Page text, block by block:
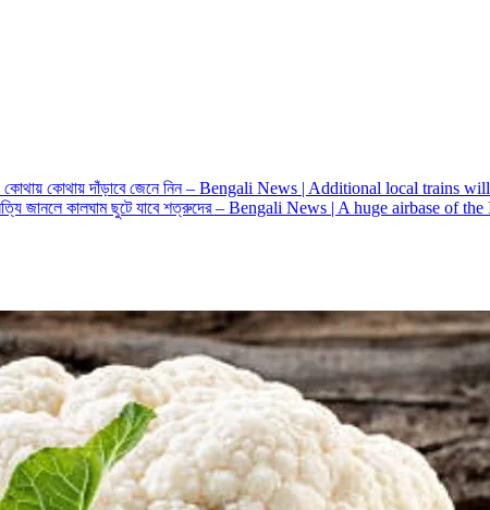
কোথায় কোথায় দাঁড়াবে জেনে নিন – Bengali News | Additional local
সত্যি জানলে কালঘাম ছুটে যাবে শত্রুদের – Bengali News | A huge